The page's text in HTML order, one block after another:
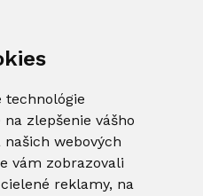
technológie
zlepšenie vášho
webových
vám zobrazovali
reklamy, na